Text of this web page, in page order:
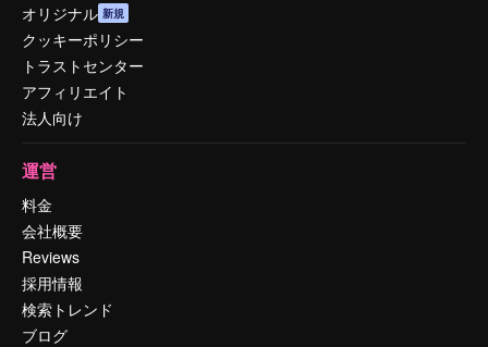
オリジナル 新規
クッキーポリシー
トラストセンター
アフィリエイト
法人向け
運営
料金
会社概要
Reviews
採用情報
検索トレンド
ブログ